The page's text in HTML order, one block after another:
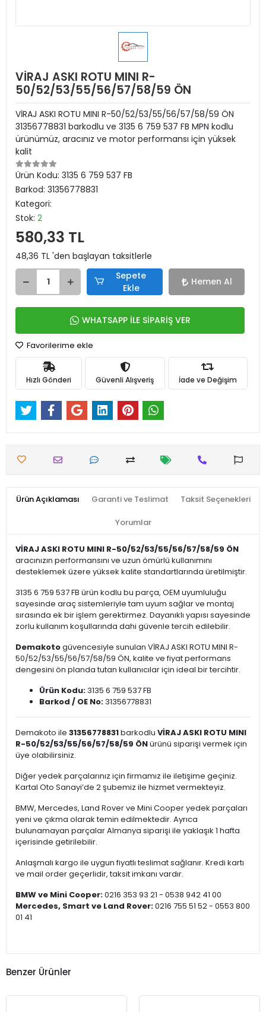
VİRAJ ASKI ROTU MINI R-
50/52/53/55/56/57/58/59 ÖN
VİRAJ ASKI ROTU MINI R-50/52/53/55/56/57/58/59 ÖN
31356778831 barkodlu ve 3135 6 759 537 FB MPN kodlu
ürünümüz, aracınız ve motor performansı için yüksek
kalit
Ürün Kodu: 3135 6 759 537 FB
Barkod: 31356778831
Kategori:
Stok: 2
580,33 TL
48,36 TL 'den başlayan taksitlerle
Sepete
Ekle
Hemen Al
WHATSAPP İLE SİPARİŞ VER
Favorilerime ekle
Hızlı Gönderi Güvenli Alışveriş İade ve Değişim
Ürün Açıklaması Garanti ve Teslimat Taksit Seçenekleri
Yorumlar
VİRAJ ASKI ROTU MINI R-50/52/53/55/56/57/58/59 ÖN
aracınızın performansını ve uzun ömürlü kullanımını
desteklemek üzere yüksek kalite standartlarında üretilmiştir.
3135 6 759 537 FB ürün kodlu bu parça, OEM uyumluluğu
sayesinde araç sistemleriyle tam uyum sağlar ve montaj
sırasında ek bir işlem gerektirmez. Dayanıklı yapısı sayesinde
zorlu kullanım koşullarında dahi güvenle tercih edilebilir.
Demakotogüvencesiyle sunulan VİRAJ ASKI ROTU MINI R-
50/52/53/55/56/57/58/59 ÖN, kalite ve fiyat performans
dengesini ön planda tutan kullanıcılar için ideal bir tercihtir.
Ürün Kodu:3135 6 759 537 FB
Barkod / OE No:31356778831
Demakoto ile 31356778831barkodlu VİRAJ ASKI ROTU MINI
R-50/52/53/55/56/57/58/59 ÖNürünü siparişi vermek için
üye olabilirsiniz.
Diğer yedek parçalarınız için firmamız ile iletişime geçiniz.
Kartal Oto Sanayi’de 2 şubemiz ile hizmet vermekteyiz.
BMW, Mercedes, Land Rover ve Mini Cooper yedek parçaları
yeni ve çıkma olarak temin edilmektedir. Ayrıca
bulunamayan parçalar Almanya siparişi ile yaklaşık 1 hafta
içerisinde getirilebilir.
Anlaşmalı kargo ile uygun fiyatlı teslimat sağlanır. Kredi kartı
ve mail order geçerlidir, taksit imkanı vardır.
BMW ve Mini Cooper:0216 353 93 21 - 0538 942 41 00
Mercedes, Smart ve Land Rover:0216 755 51 52 - 0553 800
01 41
Benzer Ürünler